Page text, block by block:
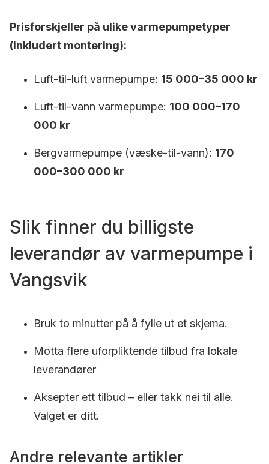
Prisforskjeller på ulike varmepumpetyper
(inkludert montering):
Luft-til-luft varmepumpe: 15 000–35 000 kr
Luft-til-vann varmepumpe: 100 000–170
000 kr
Bergvarmepumpe (væske-til-vann): 170
000–300 000 kr
Slik finner du billigste
leverandør av varmepumpe i
Vangsvik
Bruk to minutter på å fylle ut et skjema.
Motta flere uforpliktende tilbud fra lokale
leverandører
Aksepter ett tilbud – eller takk nei til alle.
Valget er ditt.
Andre relevante artikler